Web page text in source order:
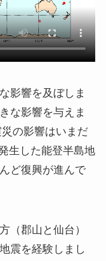
影響を及ぼしま
な影響を与えま
の影響はいまだ
生した能登半島地
ど復興が進んで
（郡山と仙台）
震を経験しまし